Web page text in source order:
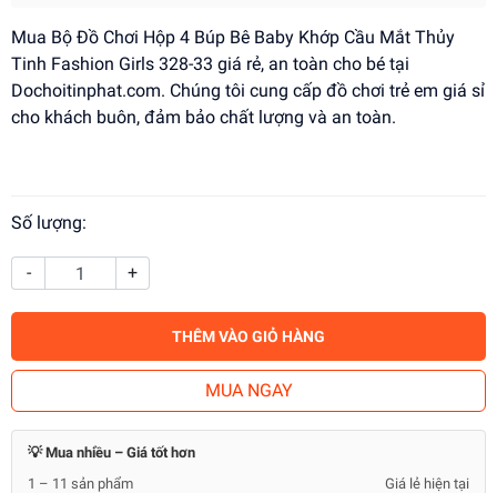
Mua Bộ Đồ Chơi Hộp 4 Búp Bê Baby Khớp Cầu Mắt Thủy
Tinh Fashion Girls 328-33 giá rẻ, an toàn cho bé tại
Dochoitinphat.com. Chúng tôi cung cấp đồ chơi trẻ em giá sỉ
cho khách buôn, đảm bảo chất lượng và an toàn.
Số lượng:
- +
THÊM VÀO GIỎ HÀNG
MUA NGAY
💡 Mua nhiều – Giá tốt hơn
1 – 11 sản phẩm
Giá lẻ hiện tại